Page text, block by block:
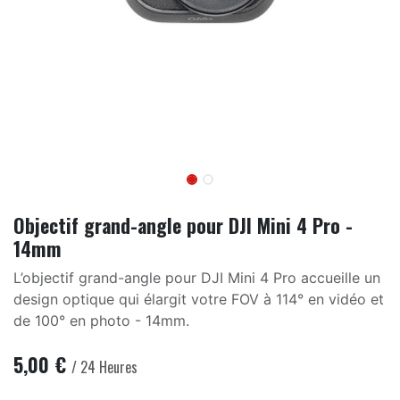
Objectif grand-angle pour DJI Mini 4 Pro -
14mm
L’objectif grand-angle pour DJI Mini 4 Pro accueille un
design optique qui élargit votre FOV à 114° en vidéo et
de 100° en photo - 14mm.
5,00 € / 24 Heures